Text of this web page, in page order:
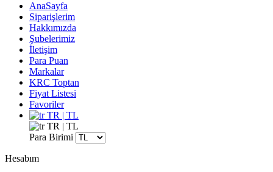
AnaSayfa
Siparişlerim
Hakkımızda
Şubelerimiz
İletişim
Para Puan
Markalar
KRC Toptan
Fiyat Listesi
Favoriler
TR | TL
TR | TL
Para Birimi
Hesabım